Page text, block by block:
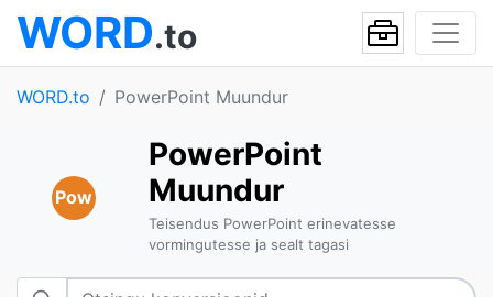
WORD.to
WORD.to PowerPoint Muundur
Pow
PowerPoint
Muundur
Teisendus PowerPoint erinevatesse
vormingutesse ja sealt tagasi